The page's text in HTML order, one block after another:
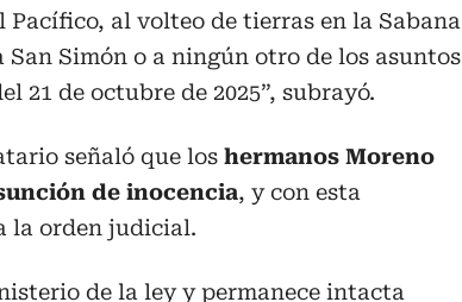
Pacífico, al volteo de tierras en la Sabana
Simón o a ningún otro de los asuntos
21 de octubre de 2025”, subrayó.
señaló que los hermanos Moreno
de inocencia, y con esta
la orden judicial.
de la ley y permanece intacta